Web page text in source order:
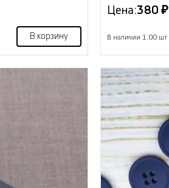
В корзину
Цена:380 ₽
В наличии 1.00 шт